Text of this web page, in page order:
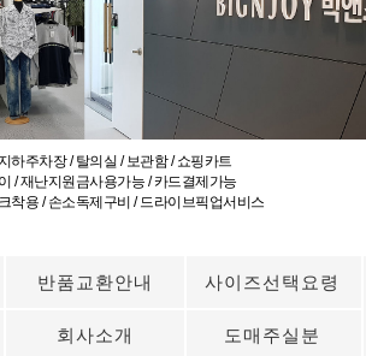
하주차장 / 탈의실 / 보관함 / 쇼핑카트
/ 재난지원금사용가능 / 카드결제가능
착용 / 손소독제구비 / 드라이브픽업서비스
반품교환안내 사이즈선택요령
회사소개 도매주실분